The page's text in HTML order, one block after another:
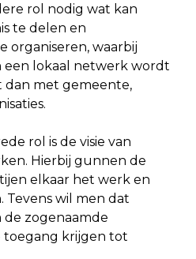
rol nodig wat kan
te delen en
organiseren, waarbij
een lokaal netwerk wordt
met gemeente,
rol is de visie van
Hierbij gunnen de
elkaar het werk en
Tevens wil men dat
de zogenaamde
toegang krijgen tot